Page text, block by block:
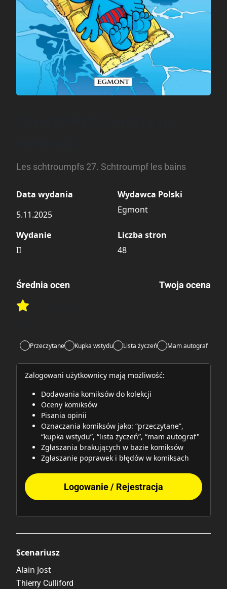
Les schtroumpfs 27. Schtroumpf les bains
Data wydania
5.11.2025
Wydawca Polski
Egmont
Wydanie
II
Liczba stron
48
Średnia ocen
Rate this item:
Twoja ocena
Przeczytane Kupka wstydu Lista życzeń Mam autograf
Zalogowani użytkownicy mają możliwość:
Dodawania komiksów do kolekcji
Oceny komiksów
Pisania opinii
Oznaczania komiksów jako: “przeczytane”,
“kupka wstydu”, “lista życzeń”, “mam autograf"
Zgłaszania brakujących w bazie komiksów
Zgłaszanie poprawek i błędów w komiksach
Logowanie / Rejestracja
Scenariusz
Alain Jost
Thierry Culliford